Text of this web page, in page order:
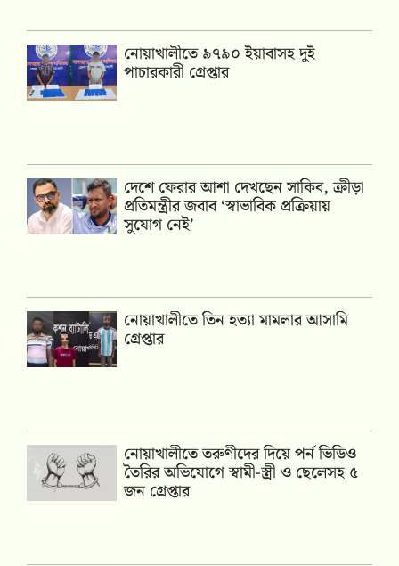
নোয়াখালীতে ৯৭৯০ ইয়াবাসহ দুই
পাচারকারী গ্রেপ্তার
দেশে ফেরার আশা দেখছেন সাকিব, ক্রীড়া
প্রতিমন্ত্রীর জবাব ‘স্বাভাবিক প্রক্রিয়ায়
সুযোগ নেই’
নোয়াখালীতে তিন হত্যা মামলার আসামি
গ্রেপ্তার
নোয়াখালীতে তরুণীদের দিয়ে পর্ন ভিডিও
তৈরির অভিযোগে স্বামী-স্ত্রী ও ছেলেসহ ৫
জন গ্রেপ্তার